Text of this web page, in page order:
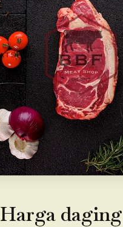
Harga